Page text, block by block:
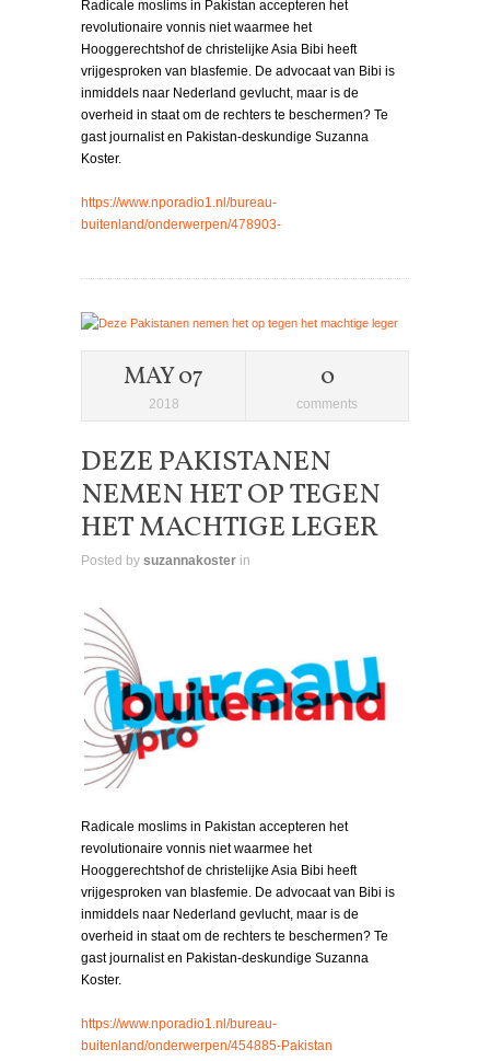
Radicale moslims in Pakistan accepteren het
revolutionaire vonnis niet waarmee het
Hooggerechtshof de christelijke Asia Bibi heeft
vrijgesproken van blasfemie. De advocaat van Bibi is
inmiddels naar Nederland gevlucht, maar is de
overheid in staat om de rechters te beschermen? Te
gast journalist en Pakistan-deskundige Suzanna
Koster.
https://www.nporadio1.nl/bureau-
buitenland/onderwerpen/478903-
MAY 07
2018
0
comments
DEZE PAKISTANEN
NEMEN HET OP TEGEN
HET MACHTIGE LEGER
Posted by suzannakoster in
Radicale moslims in Pakistan accepteren het
revolutionaire vonnis niet waarmee het
Hooggerechtshof de christelijke Asia Bibi heeft
vrijgesproken van blasfemie. De advocaat van Bibi is
inmiddels naar Nederland gevlucht, maar is de
overheid in staat om de rechters te beschermen? Te
gast journalist en Pakistan-deskundige Suzanna
Koster.
https://www.nporadio1.nl/bureau-
buitenland/onderwerpen/454885-Pakistan